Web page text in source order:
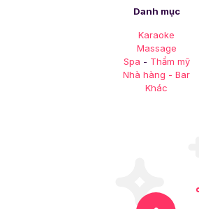
Danh mục
Karaoke
Massage
Spa - Thẩm mỹ
Nhà hàng - Bar
Khác